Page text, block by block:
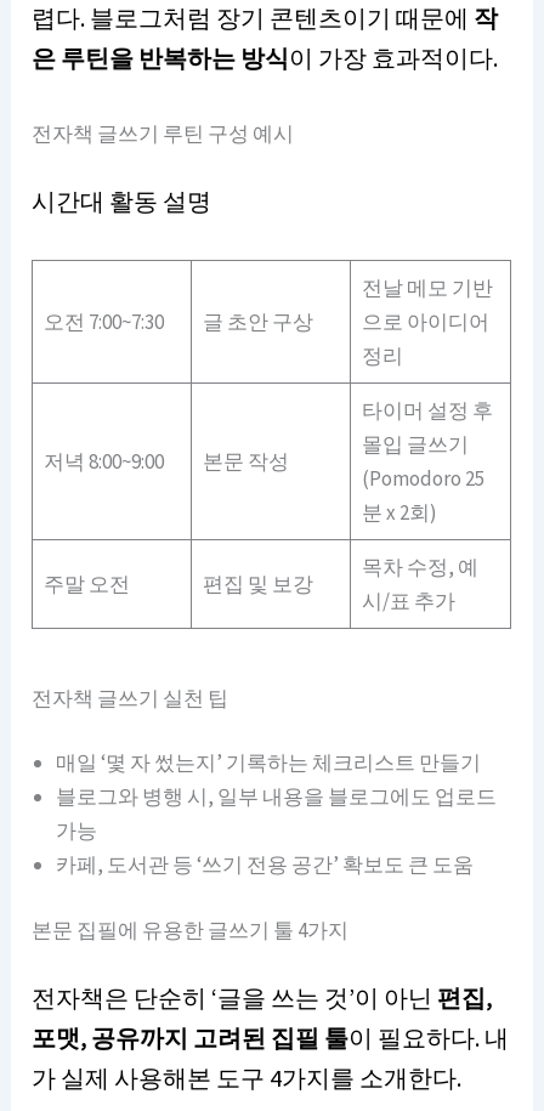
렵다. 블로그처럼 장기 콘텐츠이기 때문에 작
은 루틴을 반복하는 방식이 가장 효과적이다.
전자책 글쓰기 루틴 구성 예시
시간대 활동 설명
오전 7:00~7:30 글 초안 구상
전날 메모 기반
으로 아이디어
정리
저녁 8:00~9:00 본문 작성
타이머 설정 후
몰입 글쓰기
(Pomodoro 25
분 x 2회)
주말 오전 편집 및 보강
목차 수정, 예
시/표 추가
전자책 글쓰기 실천 팁
매일 ‘몇 자 썼는지’ 기록하는 체크리스트 만들기
블로그와 병행 시, 일부 내용을 블로그에도 업로드
가능
카페, 도서관 등 ‘쓰기 전용 공간’ 확보도 큰 도움
본문 집필에 유용한 글쓰기 툴 4가지
전자책은 단순히 ‘글을 쓰는 것’이 아닌 편집,
포맷, 공유까지 고려된 집필 툴이 필요하다. 내
가 실제 사용해본 도구 4가지를 소개한다.